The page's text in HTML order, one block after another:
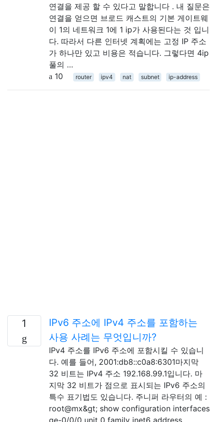
연결을 제공 할 수 있다고 말합니다 . 내 질문은
연결을 얻으면 브로드 캐스트의 기본 게이트웨
이 1의 네트워크 1에 1 ip가 사용된다는 것 입니
다. 따라서 다른 인터넷 계획에는 고정 IP 주소
가 하나만 있고 비용은 적습니다. 그렇다면 4ip
풀의 …
10
router ipv4 nat subnet ip-address
1
IPv6 주소에 IPv4 주소를 포함하는
사용 사례는 무엇입니까?
IPv4 주소를 IPv6 주소에 포함시킬 수 있습니
다. 예를 들어, 2001:db8::c0a8:6301마지막
32 비트는 IPv4 주소 192.168.99.1입니다. 마
지막 32 비트가 점으로 표시되는 IPv6 주소의
특수 표기법도 있습니다. 주니퍼 라우터의 예 :
root@mx&gt; show configuration interfaces
ge-0/0/0 unit 0 family inet6 address